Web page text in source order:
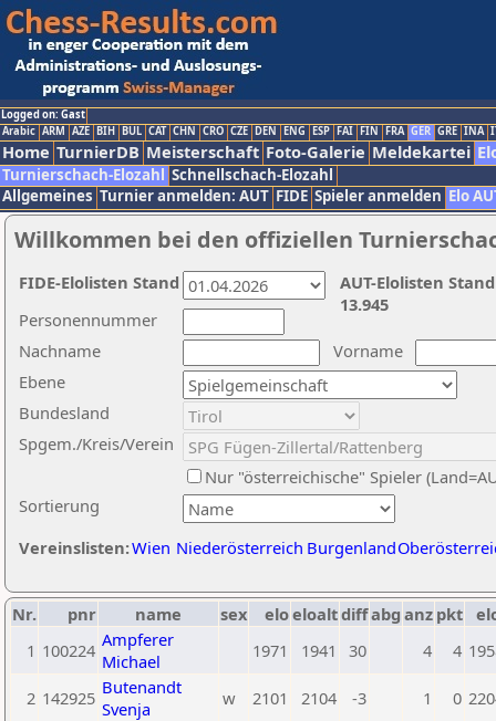
Logged on: Gast
Arabic ARM AZE BIH BUL CAT CHN CRO CZE DEN ENG ESP FAI FIN FRA GER GRE INA
Home TurnierDB Meisterschaft Foto-Galerie Meldekartei
Turnierschach-Elozahl Schnellschach-Elozahl
Allgemeines Turnier anmelden: AUT FIDE Spieler anmelden Elo
Willkommen bei den offiziellen
Nachname
Vorname
Ebene
Sortierung
Personennummer
Bundesland
Spgem./Kreis/Verein
Nur "österreichische" Spieler
Vereinslisten:Wien Niederösterreich Burgenland
AUT-Elolisten
13.945
FIDE-Elolisten Stand
Nr. pnr name sex eloeloaltdiffabg anz pkt
1 100224 Ampferer
Michael
1971 1941 30 4 4
2 142925 Butenandt
Svenja
w 2101 2104 -3 1 0